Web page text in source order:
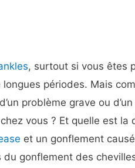
, surtout si vous êtes
périodes. Mais
problème grave ou
vous ? Et quelle est la
et un gonflement
du gonflement des